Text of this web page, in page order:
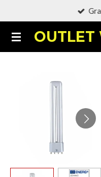
naar
de
OUTLET